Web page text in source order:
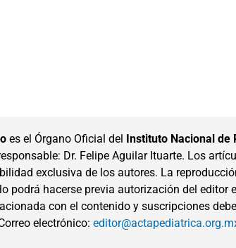
es el Órgano Oficial del Instituto Nacional de
Dr. Felipe Aguilar Ituarte. Los
exclusiva de los autores. La
podrá hacerse previa autorización del editor
con el contenido y suscripciones
electrónico: